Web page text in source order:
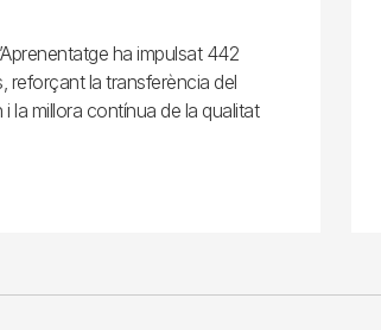
ha impulsat 442
reforçant la transferència del
la millora contínua de la qualitat